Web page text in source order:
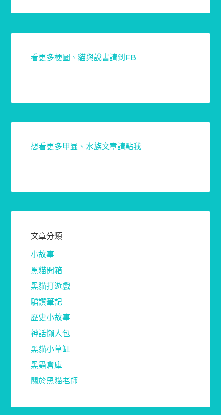
看更多梗圖、貓與說書請到FB
想看更多甲蟲、水族文章請點我
文章分類
小故事
黑貓開箱
黑貓打遊戲
騙讚筆記
歷史小故事
神話懶人包
黑貓小草缸
黑蟲倉庫
關於黑貓老師